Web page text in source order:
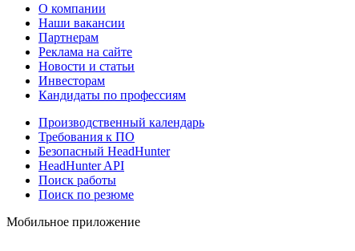
О компании
Наши вакансии
Партнерам
Реклама на сайте
Новости и статьи
Инвесторам
Кандидаты по профессиям
Производственный календарь
Требования к ПО
Безопасный HeadHunter
HeadHunter API
Поиск работы
Поиск по резюме
Мобильное приложение